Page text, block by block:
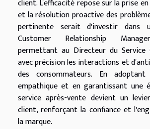
client. L'efficacité repose sur la prise
et la résolution proactive des
pertinente serait d'investir dans
Customer Relationship
permettant au Directeur du Service
avec précision les interactions et
des consommateurs. En
empathique et en garantissant une
service après-vente devient un
client, renforçant la confiance et
la marque.